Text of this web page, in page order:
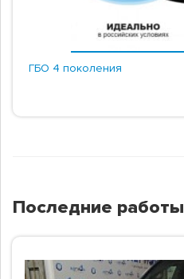
ГБО 4 поколения
Последние работы